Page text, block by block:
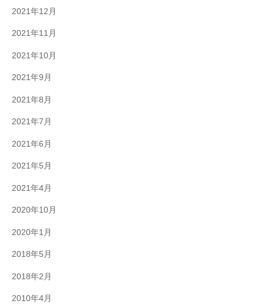
2021年12月
2021年11月
2021年10月
2021年9月
2021年8月
2021年7月
2021年6月
2021年5月
2021年4月
2020年10月
2020年1月
2018年5月
2018年2月
2010年4月